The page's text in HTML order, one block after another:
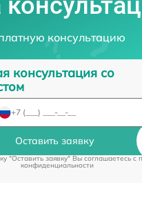
консультацию
консультация со
Оставить заявку
"Оставить заявку" Вы соглашаетесь c
конфиденциальности